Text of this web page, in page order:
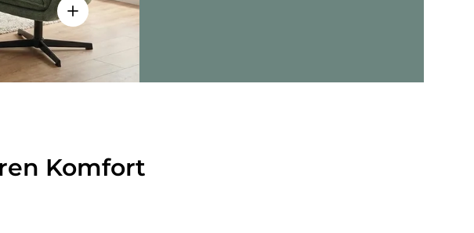
Einzelheiten anzeigen - Criss-Cross 20 - Loungesessel
Komfort